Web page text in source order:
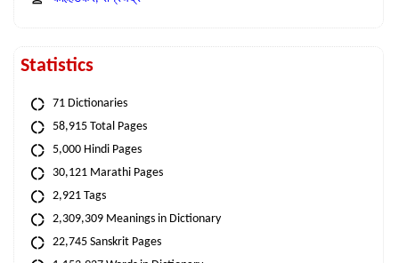
Statistics
71 Dictionaries
58,915 Total Pages
5,000 Hindi Pages
30,121 Marathi Pages
2,921 Tags
2,309,309 Meanings in Dictionary
22,745 Sanskrit Pages